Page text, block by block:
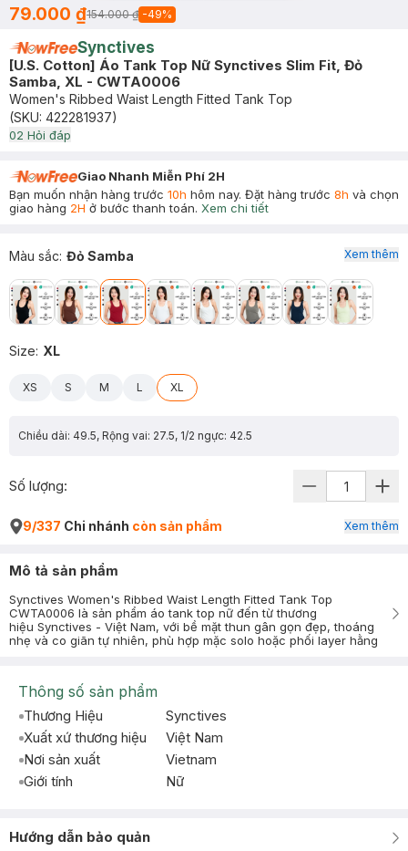
79.000 ₫154.000 ₫ -49%
Synctives
[U.S. Cotton] Áo Tank Top Nữ Synctives Slim Fit, Đỏ
Samba, XL - CWTA0006
Women's Ribbed Waist Length Fitted Tank Top
(SKU: 422281937)
02 Hỏi đáp
Giao Nhanh Miễn Phí 2H
Bạn muốn nhận hàng trước 10h hôm nay. Đặt hàng trước 8h và chọn
giao hàng 2H ở bước thanh toán. Xem chi tiết
Màu sắc: Đỏ Samba
Size: XL
XS S M L XL
Chiều dài: 49.5, Rộng vai: 27.5, 1/2 ngực: 42.5
Xem thêm
Số lượng:
9/337 Chi nhánh còn sản phẩm Xem thêm
Mô tả sản phẩm
Synctives Women's Ribbed Waist Length Fitted Tank Top
CWTA0006 là sản phẩm áo tank top nữ đến từ thương
hiệu Synctives - Việt Nam, với bề mặt thun gân gọn đẹp, thoáng
nhẹ và co giãn tự nhiên, phù hợp mặc solo hoặc phối layer hằng
Thông số sản phẩm
Thương Hiệu
Synctives
Xuất xứ thương hiệu
Việt Nam
Nơi sản xuất
Vietnam
Giới tính
Nữ
Hướng dẫn bảo quản